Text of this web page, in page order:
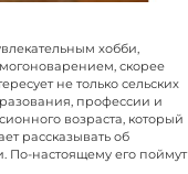
хобби,
скорее
не только сельских
профессии и
возраста, который
рассказывать об
По-настоящему его поймут